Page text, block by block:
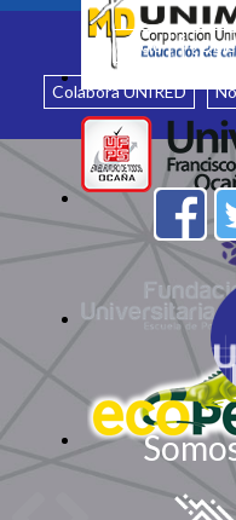
Inicio
Colabora UNIRED